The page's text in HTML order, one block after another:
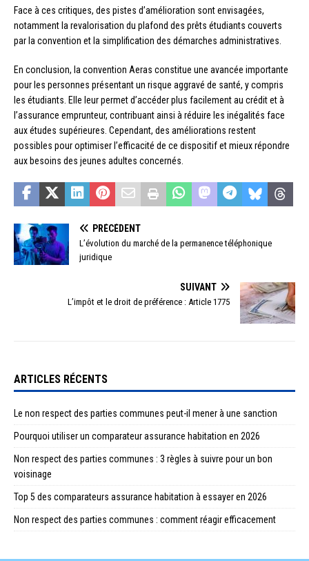
Face à ces critiques, des pistes d’amélioration sont envisagées,
notamment la revalorisation du plafond des prêts étudiants couverts
par la convention et la simplification des démarches administratives.
En conclusion, la convention Aeras constitue une avancée importante
pour les personnes présentant un risque aggravé de santé, y compris
les étudiants. Elle leur permet d’accéder plus facilement au crédit et à
l’assurance emprunteur, contribuant ainsi à réduire les inégalités face
aux études supérieures. Cependant, des améliorations restent
possibles pour optimiser l’efficacité de ce dispositif et mieux répondre
aux besoins des jeunes adultes concernés.
PRÉCÉDENT
L’évolution du marché de la permanence téléphonique
juridique
SUIVANT
L’impôt et le droit de préférence : Article 1775
ARTICLES RÉCENTS
Le non respect des parties communes peut-il mener à une sanction
Pourquoi utiliser un comparateur assurance habitation en 2026
Non respect des parties communes : 3 règles à suivre pour un bon
voisinage
Top 5 des comparateurs assurance habitation à essayer en 2026
Non respect des parties communes : comment réagir efficacement